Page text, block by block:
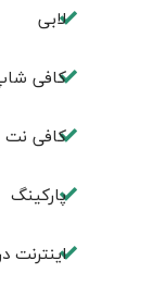
لابی
کافی
کافی نت
پاركينگ
اينترنت